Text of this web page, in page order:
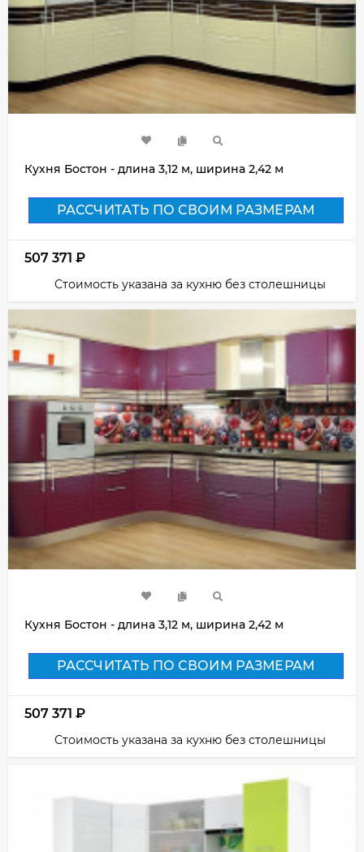
Кухня Бостон - длина 3,12 м, ширина 2,42 м
РАССЧИТАТЬ ПО СВОИМ РАЗМЕРАМ
507 371 ₽
Стоимость указана за кухню без столешницы
Кухня Бостон - длина 3,12 м, ширина 2,42 м
РАССЧИТАТЬ ПО СВОИМ РАЗМЕРАМ
507 371 ₽
Стоимость указана за кухню без столешницы